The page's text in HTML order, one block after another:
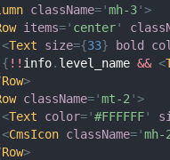
className='mh-3'>
items=' center'
<Text size={33} bold
{ ! ! info. level_name && <
Row>
className='mt-2 '>
<Text color='#FFFFFF'
<CmsIcon className='mh-
Row>